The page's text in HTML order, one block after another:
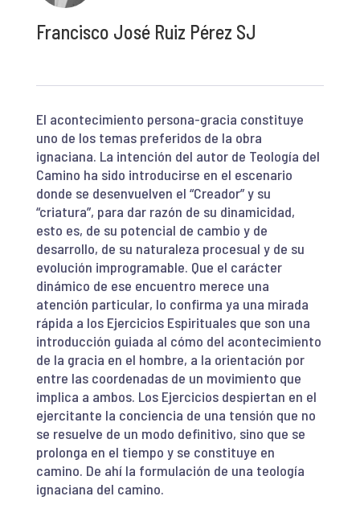
Francisco José Ruiz Pérez SJ
El acontecimiento persona-gracia constituye
uno de los temas preferidos de la obra
ignaciana. La intención del autor de Teología del
Camino ha sido introducirse en el escenario
donde se desenvuelven el “Creador” y su
“criatura”, para dar razón de su dinamicidad,
esto es, de su potencial de cambio y de
desarrollo, de su naturaleza procesual y de su
evolución improgramable. Que el carácter
dinámico de ese encuentro merece una
atención particular, lo confirma ya una mirada
rápida a los Ejercicios Espirituales que son una
introducción guiada al cómo del acontecimiento
de la gracia en el hombre, a la orientación por
entre las coordenadas de un movimiento que
implica a ambos. Los Ejercicios despiertan en el
ejercitante la conciencia de una tensión que no
se resuelve de un modo definitivo, sino que se
prolonga en el tiempo y se constituye en
camino. De ahí la formulación de una teología
ignaciana del camino.